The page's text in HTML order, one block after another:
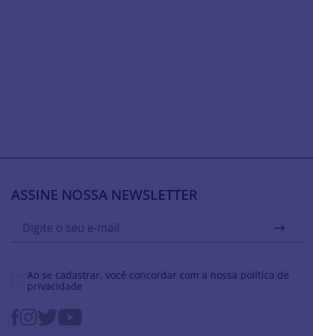
ASSINE NOSSA NEWSLETTER
Ao se cadastrar, você concordar com a nossa política de
privacidade